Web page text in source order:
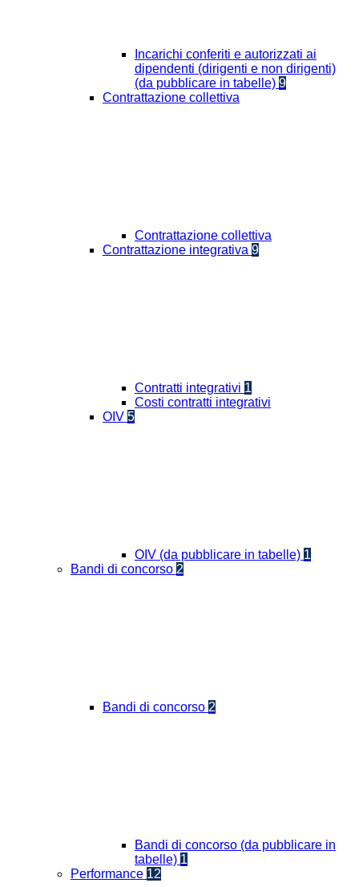
Incarichi conferiti e autorizzati ai
dipendenti (dirigenti e non dirigenti)
(da pubblicare in tabelle) 9
Contrattazione collettiva
Contrattazione collettiva
Contrattazione integrativa 9
Contratti integrativi 1
Costi contratti integrativi
OIV 5
OIV (da pubblicare in tabelle) 1
Bandi di concorso 2
Bandi di concorso 2
Bandi di concorso (da pubblicare in
tabelle) 1
Performance 12